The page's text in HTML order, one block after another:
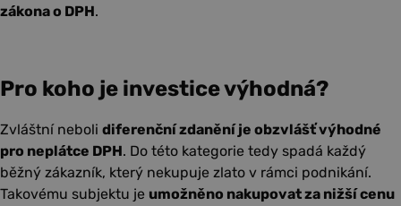
zákona o DPH.
Pro koho je investice výhodná?
Zvláštní neboli diferenční zdanění je obzvlášť výhodné
pro neplátce DPH. Do této kategorie tedy spadá každý
běžný zákazník, který nekupuje zlato v rámci podnikání.
Takovému subjektu je umožněno nakupovat za nižší cenu